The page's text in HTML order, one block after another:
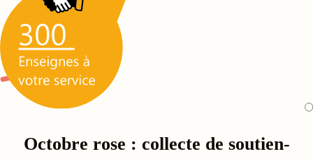
Octobre rose : collecte de soutien-